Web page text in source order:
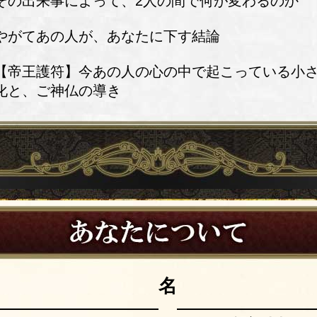
がてあの人が、あなたに下す結論
帝王護符】今あの人の心の中で起こっている小
と、ご神仏の導き
名